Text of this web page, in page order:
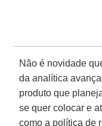
Não é novidade
da analítica
produto que
se quer colocar e
como a política de